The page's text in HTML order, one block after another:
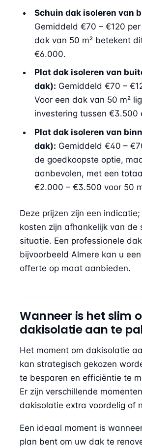
Schuin dak isoleren van
Gemiddeld €70 – €120 per
dak van 50 m² betekent
€6.000.
Plat dak isoleren van
dak): Gemiddeld €70 –
Voor een dak van 50 m²
investering tussen €3.500
Plat dak isoleren van
dak): Gemiddeld €40 –
de goedkoopste optie,
aanbevolen, met een
€2.000 – €3.500 voor 50
Deze prijzen zijn een
kosten zijn afhankelijk van de
situatie. Een professionele
bijvoorbeeld Almere kan u
offerte op maat aanbieden.
Wanneer is het slim
dakisolatie aan te
Het moment om dakisolatie
kan strategisch gekozen
te besparen en efficiëntie te
Er zijn verschillende
dakisolatie extra voordelig of
Een ideaal moment is
plan bent om uw dak te